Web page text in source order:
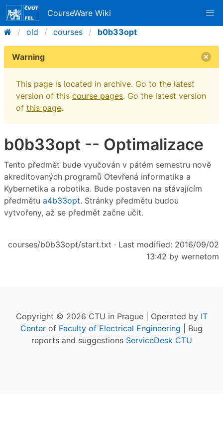
CourseWare Wiki
old
courses b0b33opt
Warning
This page is located in archive. Go to the latest
version of this course pages. Go the latest version
of this page.
b0b33opt -- Optimalizace
Tento předmět bude vyučován v pátém semestru nově
akreditovaných programů Otevřená informatika a
Kybernetika a robotika. Bude postaven na stávajícím
předmětu a4b33opt. Stránky předmětu budou
vytvořeny, až se předmět začne učit.
courses/b0b33opt/start.txt · Last modified: 2016/09/02
13:42 by wernetom
Copyright © 2026 CTU in Prague | Operated by IT
Center of Faculty of Electrical Engineering | Bug
reports and suggestions ServiceDesk CTU